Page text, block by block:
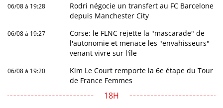
06/08 à 19:28
Rodri négocie un transfert au FC Barcelone
depuis Manchester City
06/08 à 19:27
Corse: le FLNC rejette la "mascarade" de
l'autonomie et menace les "envahisseurs"
venant vivre sur l'île
06/08 à 19:20
Kim Le Court remporte la 6e étape du Tour
de France Femmes
18H